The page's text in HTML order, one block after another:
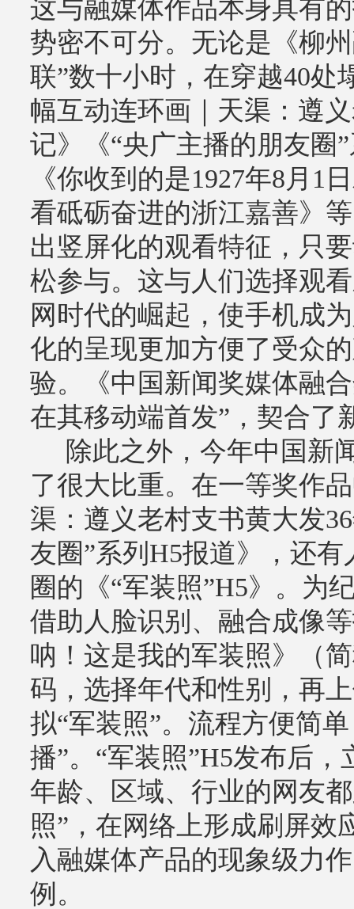
这与融媒体作品本身具有
势密不可分。无论是《柳
联”数十小时，在穿越40处
幅互动连环画｜天渠：遵
记》《“央广主播的朋友圈
《你收到的是1927年8月1
看砥砺奋进的浙江嘉善》
出竖屏化的观看特征，只
松参与。这与人们选择观
网时代的崛起，使手机成
化的呈现更加方便了受众
验。《中国新闻奖媒体融
在其移动端首发”，契合了
除此之外，今年中国新
了很大比重。在一等奖作
渠：遵义老村支书黄大发
友圈”系列H5报道》，还
圈的《“军装照”H5》。为
借助人脸识别、融合成像
呐！这是我的军装照》（
码，选择年代和性别，再
拟“军装照”。流程方便简
播”。“军装照”H5发布后
年龄、区域、行业的网友
照”，在网络上形成刷屏效
入融媒体产品的现象级力
例。